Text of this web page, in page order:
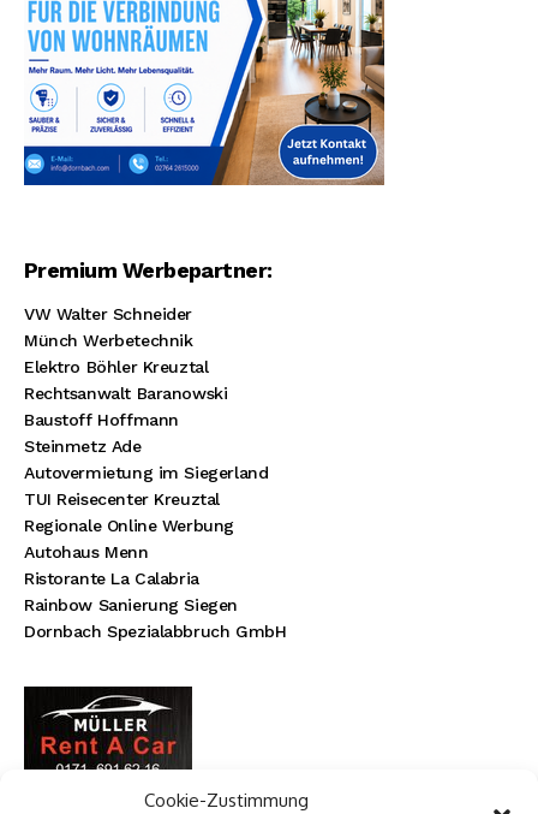
Cookie-Zustimmung
Premium Werbepartner:
VW Walter Schneider
Münch Werbetechnik
Elektro Böhler Kreuztal
Rechtsanwalt Baranowski
Baustoff Hoffmann
Steinmetz Ade
Autovermietung im Siegerland
TUI Reisecenter Kreuztal
Regionale Online Werbung
Autohaus Menn
Ristorante La Calabria
Rainbow Sanierung Siegen
Dornbach Spezialabbruch GmbH